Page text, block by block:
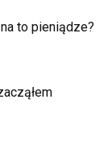
to pieniądze?